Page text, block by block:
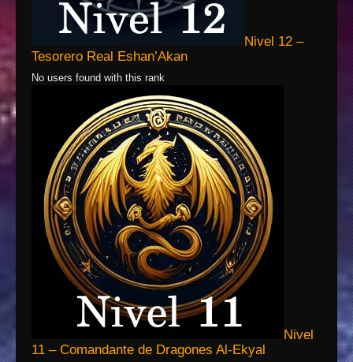
Nivel 12 –
Tesorero Real Eshan’Akan
No users found with this rank
Nivel
11 – Comandante de Dragones Al-Ekyal